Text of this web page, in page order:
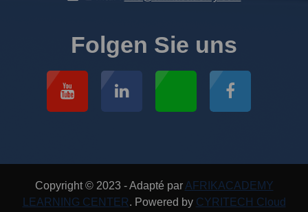
Folgen Sie uns
Copyright © 2023 - Adapté par AFRIKACADEMY
LEARNING CENTER. Powered by CYRITECH Cloud